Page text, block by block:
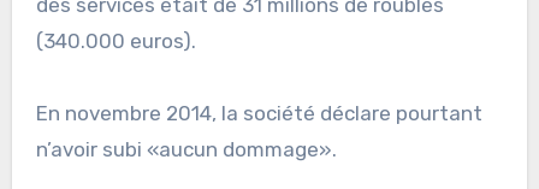
(340.000 euros).
En novembre 2014, la société déclare pourtant
n’avoir subi «aucun dommage».